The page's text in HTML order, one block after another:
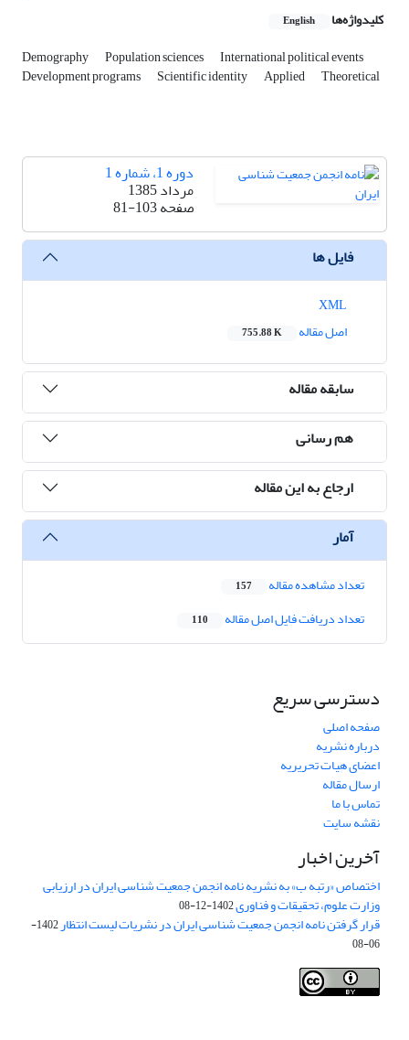
کلیدواژه‌ها English
Demography Population sciences International political events
Development programs Scientific identity Applied Theoretical
دوره 1، شماره 1
مرداد 1385
صفحه81-103
فایل ها
اصل مقاله
755.88 K
سابقه مقاله
هم رسانی
ارجاع به این مقاله
آمار
تعداد مشاهده مقاله 157
تعداد دریافت فایل اصل مقاله 110
دسترسی سریع
صفحه اصلی
درباره نشریه
اعضای هیات تحریریه
ارسال مقاله
تماس با ما
نقشه سایت
آخرین اخبار
اختصاص «رتبه ب» به نشریه نامه انجمن جمعیت شناسی ایران در ارزیابی
وزارت علوم، تحقیقات و فناوری1402-12-08
قرار گرفتن نامه انجمن جمعیت شناسی ایران در نشریات لیست انتظار
1402-
06-08